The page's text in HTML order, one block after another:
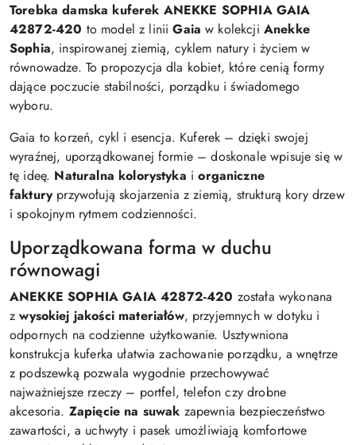
Torebka damska kuferek ANEKKE SOPHIA GAIA
42872-420 to model z linii Gaia w kolekcji Anekke
Sophia, inspirowanej ziemią, cyklem natury i życiem w
równowadze. To propozycja dla kobiet, które cenią formy
dające poczucie stabilności, porządku i świadomego
wyboru.
Gaia to korzeń, cykl i esencja. Kuferek – dzięki swojej
wyraźnej, uporządkowanej formie – doskonale wpisuje się w
tę ideę. Naturalna kolorystyka i organiczne
faktury przywołują skojarzenia z ziemią, strukturą kory drzew
i spokojnym rytmem codzienności.
Uporządkowana forma w duchu
równowagi
ANEKKE SOPHIA GAIA 42872-420 została wykonana
z wysokiej jakości materiałów, przyjemnych w dotyku i
odpornych na codzienne użytkowanie. Usztywniona
konstrukcja kuferka ułatwia zachowanie porządku, a wnętrze
z podszewką pozwala wygodnie przechowywać
najważniejsze rzeczy – portfel, telefon czy drobne
akcesoria. Zapięcie na suwak zapewnia bezpieczeństwo
zawartości, a uchwyty i pasek umożliwiają komfortowe